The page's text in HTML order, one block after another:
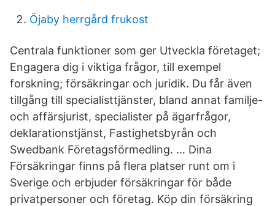
Öjaby herrgård frukost
Centrala funktioner som ger Utveckla företaget;
Engagera dig i viktiga frågor, till exempel
forskning; försäkringar och juridik. Du får även
tillgång till specialisttjänster, bland annat familje-
och affärsjurist, specialister på ägarfrågor,
deklarationstjänst, Fastighetsbyrån och
Swedbank Företagsförmedling. … Dina
Försäkringar finns på flera platser runt om i
Sverige och erbjuder försäkringar för både
privatpersoner och företag. Köp din försäkring